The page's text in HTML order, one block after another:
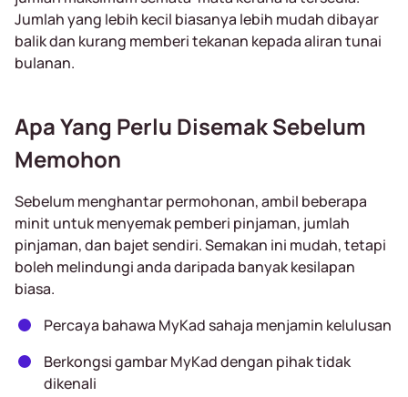
Jumlah yang lebih kecil biasanya lebih mudah dibayar
balik dan kurang memberi tekanan kepada aliran tunai
bulanan.
Apa Yang Perlu Disemak Sebelum
Memohon
Sebelum menghantar permohonan, ambil beberapa
minit untuk menyemak pemberi pinjaman, jumlah
pinjaman, dan bajet sendiri. Semakan ini mudah, tetapi
boleh melindungi anda daripada banyak kesilapan
biasa.
Percaya bahawa MyKad sahaja menjamin kelulusan
Berkongsi gambar MyKad dengan pihak tidak
dikenali